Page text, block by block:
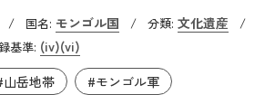
、神の象徴となるものや絹などが木
ています。この地ではモンゴル古来の
が融合した祭事が行われています。
/ 国名: モンゴル国 / 分類: 文化遺産
/
基準: (iv)(vi)
山岳地帯 #モンゴル軍